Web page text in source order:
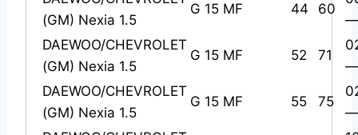
(GM) Nexia 1.5
G 15 MF 44 60
DAEWOO/CHEVROLET
(GM) Nexia 1.5
G 15 MF 52 71
DAEWOO/CHEVROLET
(GM) Nexia 1.5
G 15 MF 55 75